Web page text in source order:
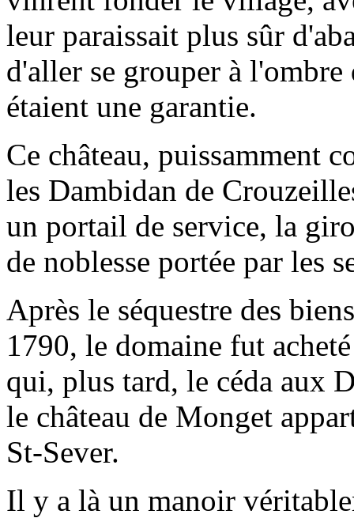
leur paraissait plus sûr
d'aller se grouper à
étaient une garantie.
Ce château, puissamment
les Dambidan de
un portail de service, la
de noblesse portée par les
Après le séquestre des
1790, le domaine fut
qui, plus tard, le céda aux
le château de Monget
St-Sever.
Il y a là un manoir